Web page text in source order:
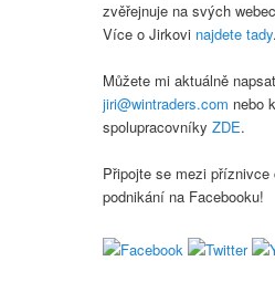
zvěřejnuje na svých
Více o Jirkovi najdete tady.
Můžete mi aktuálně
jiri@wintraders.com nebo
spolupracovníkyZDE.
Připojte se mezi příznivce
podnikání na Facebooku!